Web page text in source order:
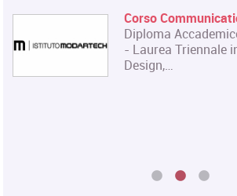
Corso
Diploma
- Laurea Triennale
Design,…